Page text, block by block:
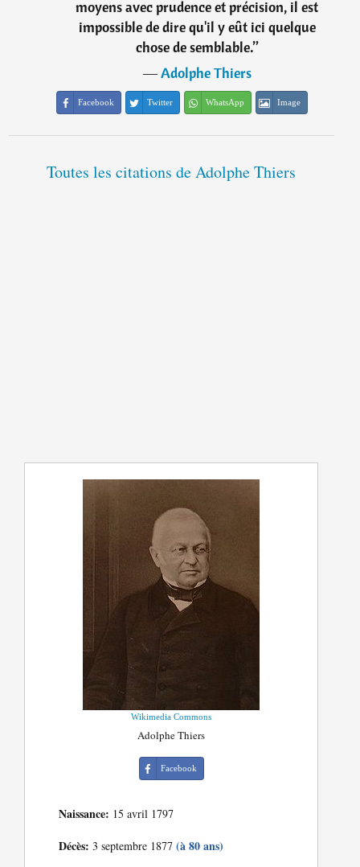
moyens avec prudence et précision, il est
impossible de dire qu'il y eût ici quelque
chose de semblable.”
―Adolphe Thiers
Facebook Twitter WhatsApp Image
Toutes les citations de Adolphe Thiers
Wikimedia Commons
Adolphe Thiers
Facebook
Naissance: 15 avril 1797
Décès: 3 septembre 1877(à 80 ans)